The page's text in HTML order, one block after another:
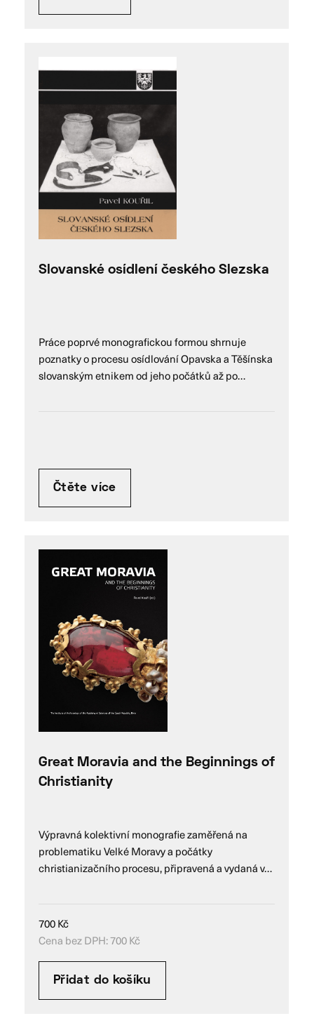
Slovanské osídlení českého Slezska
Práce poprvé monografickou formou shrnuje
poznatky o procesu osídlování Opavska a Těšínska
slovanským etnikem od jeho počátků až po…
Čtěte více
Great Moravia and the Beginnings of
Christianity
Výpravná kolektivní monografie zaměřená na
problematiku Velké Moravy a počátky
christianizačního procesu, připravená a vydaná v…
700Kč
Cena bez DPH:700Kč
Přidat do košíku